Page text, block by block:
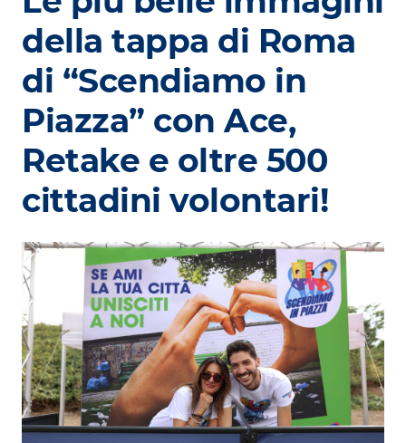
della tappa di Roma
di “Scendiamo in
Piazza” con Ace,
Retake e oltre 500
cittadini volontari!